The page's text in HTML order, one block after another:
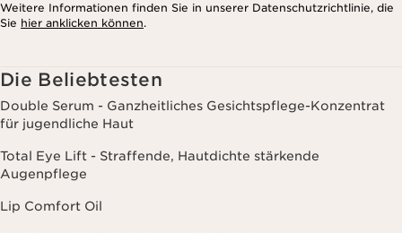
Weitere Informationen finden Sie in unserer Datenschutzrichtlinie, die
Sie hier anklicken können.
Die Beliebtesten
Double Serum - Ganzheitliches Gesichtspflege-Konzentrat
für jugendliche Haut
Total Eye Lift - Straffende, Hautdichte stärkende
Augenpflege
Lip Comfort Oil